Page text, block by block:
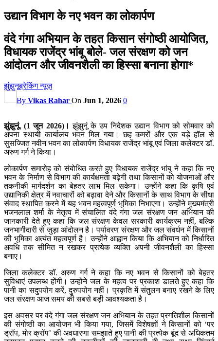
उद्यान विभाग के नए भवन का लोकार्पण
वंदे गंगा अभियान के तहत किसान संगोष्ठी आयोजित,
विधायक राजेंद्र भांबू बोले- जल संरक्षण को जन
आंदोलन और जीवनशैली का हिस्सा बनाना होगा*
झुंझुनूब्रेकिंग न्यूज़
By Vikas Rahar On Jun 1, 2026 0
झुंझुनूं, (1 जून 2026)। झुंझुनूं के उप निदेशक उद्यान विभाग को सोमवार को
अपना स्थायी कार्यालय भवन मिल गया। छह कमरों और एक बड़े हॉल से
सुसज्जित नवीन भवन का लोकार्पण विधायक राजेंद्र भांबू एवं जिला कलेक्टर डॉ.
अरुण गर्ग ने किया।
लोकार्पण समारोह को संबोधित करते हुए विधायक राजेंद्र भांबू ने कहा कि नए
भवन के निर्माण से विभाग की कार्यक्षमता बढ़ेगी तथा किसानों को योजनाओं और
तकनीकी मार्गदर्शन का बेहतर लाभ मिल सकेगा। उन्होंने कहा कि कृषि एवं
उद्यानिकी क्षेत्र में नवाचारों को बढ़ावा देने और किसानों के साथ विभाग के सीधा
संवाद स्थापित करने में यह भवन महत्वपूर्ण भूमिका निभाएगा। उन्होंने मुख्यमंत्री
भजनलाल शर्मा के नेतृत्व में संचालित वंदे गंगा जल संरक्षण जन अभियान की
जानकारी देते हुए कहा कि जल संरक्षण केवल सरकारी कार्यक्रम नहीं, बल्कि
जनभागीदारी से जुड़ा आंदोलन है। पर्यावरण संरक्षण और जल संवर्धन में किसानों
की भूमिका अत्यंत महत्वपूर्ण है। उन्होंने आह्वान किया कि अभियान को निर्धारित
अवधि तक सीमित न रखकर प्रत्येक व्यक्ति अपनी जीवनशैली का हिस्सा
बनाए।
जिला कलेक्टर डॉ. अरुण गर्ग ने कहा कि नए भवन से किसानों को बेहतर
सुविधाएं उपलब्ध होंगी। उन्होंने जल के महत्व पर प्रकाश डालते हुए कहा कि
पानी का सदुपयोग करें, दुरुपयोग नहीं। प्रकृति में संतुलन बनाए रखने के लिए
जल संरक्षण आज समय की सबसे बड़ी आवश्यकता है।
इस अवसर पर वंदे गंगा जल संरक्षण जन अभियान के तहत प्रगतिशील किसानों
की संगोष्ठी का आयोजन भी किया गया, जिसमें विशेषज्ञों ने किसानों को ‘पर
ड्रॉप, मोर क्रॉप’ की अवधारणा समझाते हुए पानी की प्रत्येक बूंद से अधिकतम